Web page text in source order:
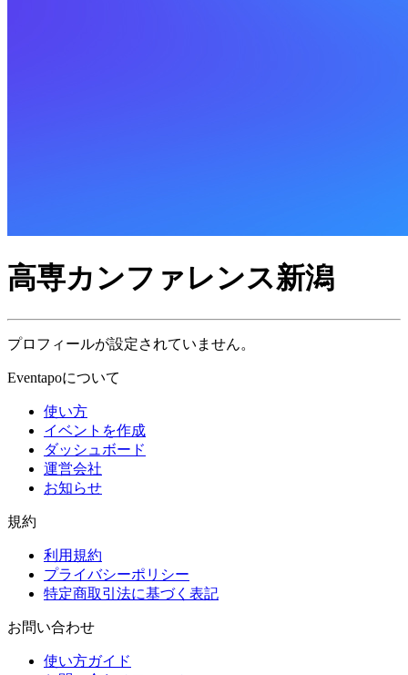
高専カンファレンス新潟
プロフィールが設定されていません。
Eventapoについて
使い方
イベントを作成
ダッシュボード
運営会社
お知らせ
規約
利用規約
プライバシーポリシー
特定商取引法に基づく表記
お問い合わせ
使い方ガイド